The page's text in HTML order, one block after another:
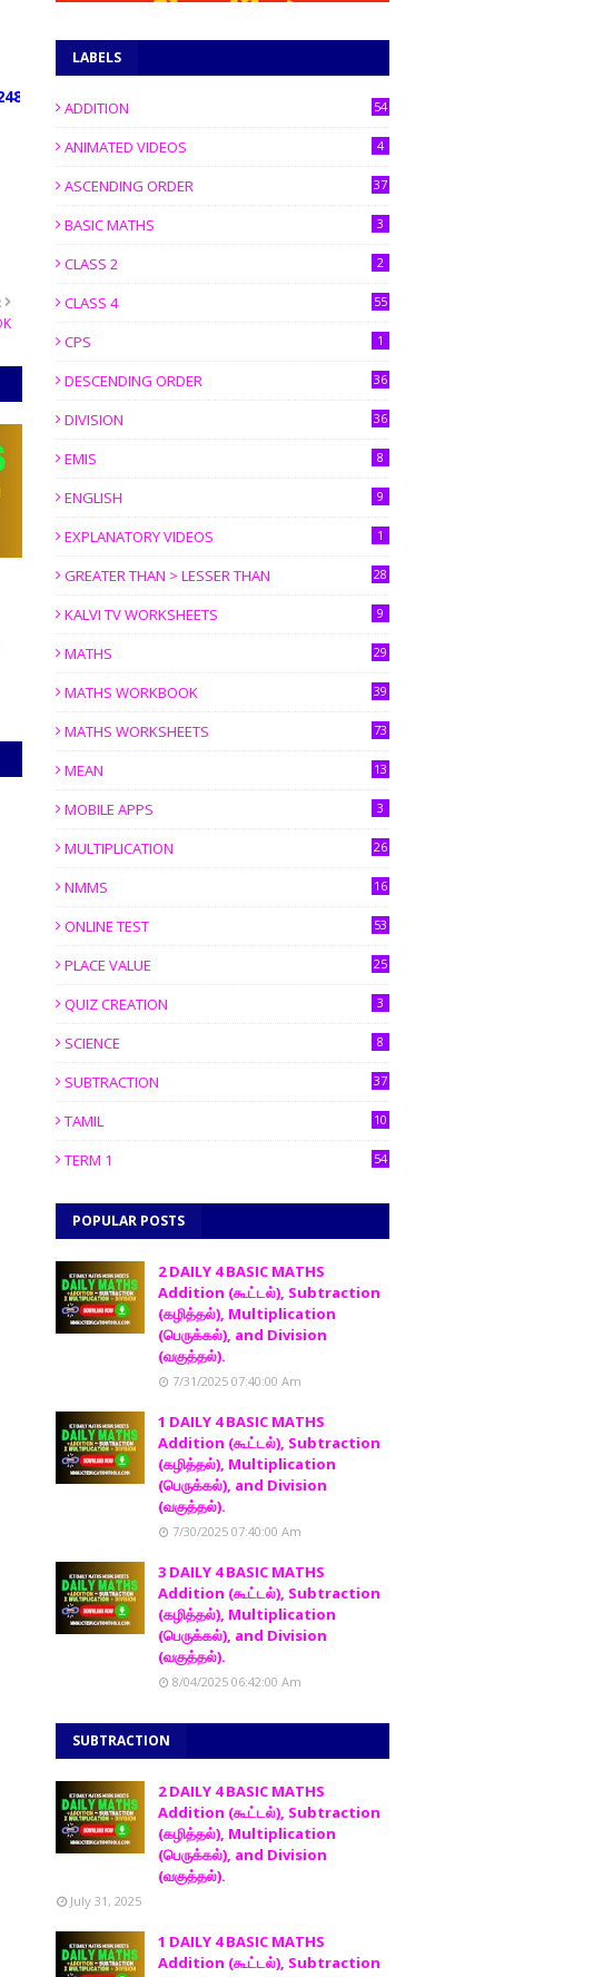
எண்ணை உங்கள் வாட்ஸப் குழுக்களில் இணைக்கவும்
LABELS
ADDITION 54
ANIMATED VIDEOS 4
ASCENDING ORDER 37
BASIC MATHS 3
CLASS 2 2
CLASS 4 55
CPS 1
DESCENDING ORDER 36
DIVISION 36
EMIS 8
ENGLISH 9
EXPLANATORY VIDEOS 1
GREATER THAN > LESSER THAN 28
KALVI TV WORKSHEETS 9
MATHS 29
MATHS WORKBOOK 39
MATHS WORKSHEETS 73
MEAN 13
MOBILE APPS 3
MULTIPLICATION 26
NMMS 16
ONLINE TEST 53
PLACE VALUE 25
QUIZ CREATION 3
SCIENCE 8
SUBTRACTION 37
TAMIL 10
TERM 1 54
POPULAR POSTS
2 DAILY 4 BASIC MATHS
Addition (கூட்டல்), Subtraction
(கழித்தல்), Multiplication
(பெருக்கல்), and Division
(வகுத்தல்).
7/31/2025 07:40:00 Am
1 DAILY 4 BASIC MATHS
Addition (கூட்டல்), Subtraction
(கழித்தல்), Multiplication
(பெருக்கல்), and Division
(வகுத்தல்).
7/30/2025 07:40:00 Am
3 DAILY 4 BASIC MATHS
Addition (கூட்டல்), Subtraction
(கழித்தல்), Multiplication
(பெருக்கல்), and Division
(வகுத்தல்).
8/04/2025 06:42:00 Am
SUBTRACTION
2 DAILY 4 BASIC MATHS
Addition (கூட்டல்), Subtraction
(கழித்தல்), Multiplication
(பெருக்கல்), and Division
(வகுத்தல்).
July 31, 2025
1 DAILY 4 BASIC MATHS
Addition (கூட்டல்), Subtraction